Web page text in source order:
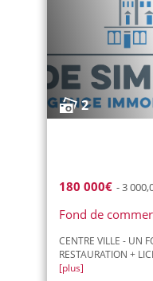
2
180 000€ - 3
Fond de
CENTRE VILLE - UN
RESTAURATION +
[plus]